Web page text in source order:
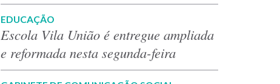
EDUCAÇÃO
Escola Vila União é entregue ampliada
e reformada nesta segunda-feira